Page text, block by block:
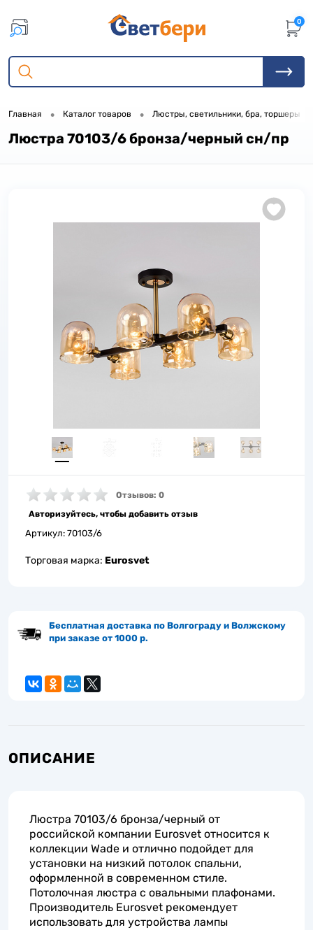
0
Главная • Каталог товаров • Люстры, светильники, бра, торшеры
Люстра 70103/6 бронза/черный сн/пр
Отзывов: 0
Авторизуйтесь, чтобы добавить отзыв
Артикул: 70103/6
Торговая марка: Eurosvet
Бесплатная доставка по Волгограду и Волжскому
при заказе от 1000 р.
ОПИСАНИЕ
Люстра 70103/6 бронза/черный от
российской компании Eurosvet относится к
коллекции Wade и отлично подойдет для
установки на низкий потолок спальни,
оформленной в современном стиле.
Потолочная люстра с овальными плафонами.
Производитель Eurosvet рекомендует
использовать для устройства лампы